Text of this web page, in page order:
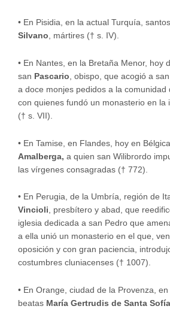
• En Pisidia, en la actual Turquía, santos
Silvano , mártires († s. IV).
• En Nantes, en la Bretaña Menor, hoy
san Pascario , obispo, que acogió a
a doce monjes pedidos a la comunidad
con quienes fundó un monasterio en la
(† s. VII).
• En Tamise, en Flandes, hoy en
Amalberga, a quien san Wilibrordo
las vírgenes consagradas († 772).
• En Perugia, de la Umbría, región de
Vincioli, presbítero y abad, que
iglesia dedicada a san Pedro que
a ella unió un monasterio en el que,
oposición y con gran paciencia,
costumbres cluniacenses († 1007).
• En Orange, ciudad de la Provenza,
beatas María Gertrudis de Santa